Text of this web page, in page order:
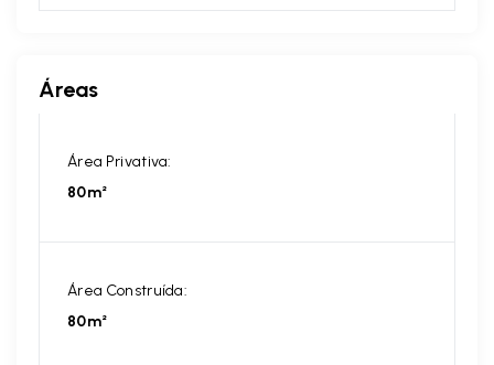
Áreas
Área Privativa:
80m²
Área Construída:
80m²